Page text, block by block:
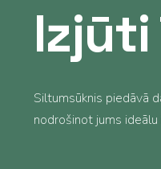
Siltumsūknis piedāvā
nodrošinot jums